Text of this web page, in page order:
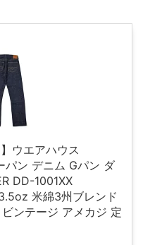
ウエアハウス
パン デニム Gパン ダ
DD-1001XX
米綿3州ブレンド
ンテージ アメカジ 定